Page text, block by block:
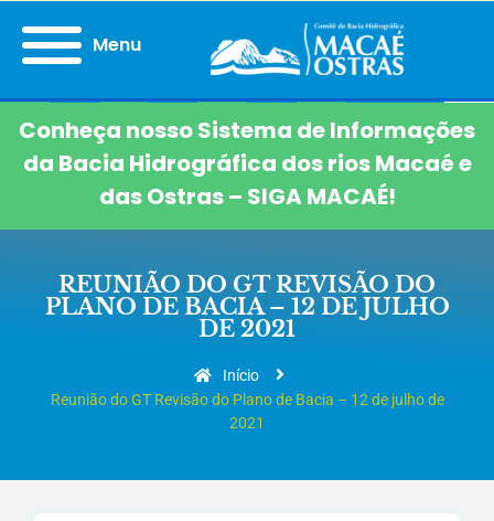
Menu
Conheça nosso Sistema de Informações
da Bacia Hidrográfica dos rios Macaé e
das Ostras – SIGA MACAÉ!
REUNIÃO DO GT REVISÃO DO
PLANO DE BACIA – 12 DE JULHO
DE 2021
Início
Reunião do GT Revisão do Plano de Bacia – 12 de julho de
2021